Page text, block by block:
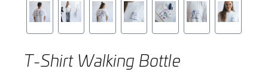
T-Shirt Walking Bottle